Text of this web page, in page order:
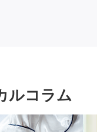
ルコラム